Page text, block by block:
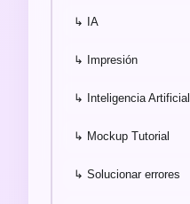
↳ IA
↳ Impresión
↳ Inteligencia Artificial
↳ Mockup Tutorial
↳ Solucionar errores